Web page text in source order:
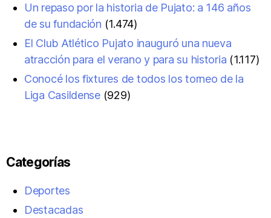
Un repaso por la historia de Pujato: a 146 años
de su fundación (1.474)
El Club Atlético Pujato inauguró una nueva
atracción para el verano y para su historia (1.117)
Conocé los fixtures de todos los torneo de la
Liga Casildense (929)
Categorías
Deportes
Destacadas